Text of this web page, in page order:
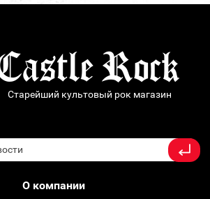
Старейший культовый рок магазин
О компании